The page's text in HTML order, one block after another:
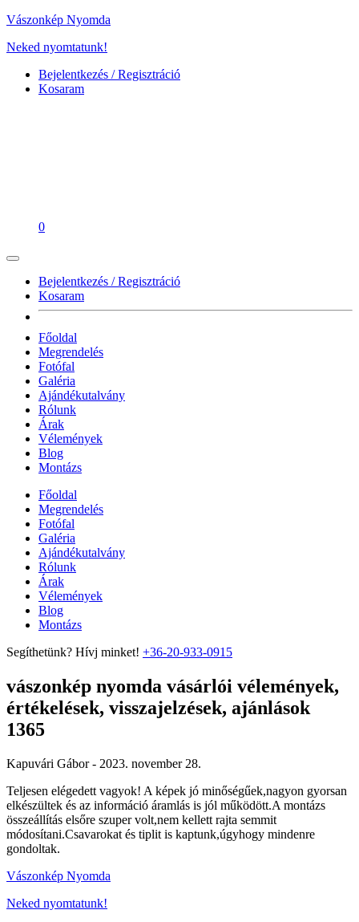
Vászonkép Nyomda
Neked nyomtatunk!
Bejelentkezés / Regisztráció
Kosaram
0
Bejelentkezés / Regisztráció
Kosaram
Főoldal
Megrendelés
Fotófal
Galéria
Ajándékutalvány
Rólunk
Árak
Vélemények
Blog
Montázs
Főoldal
Megrendelés
Fotófal
Galéria
Ajándékutalvány
Rólunk
Árak
Vélemények
Blog
Montázs
Segíthetünk? Hívj minket! +36-20-933-0915
vászonkép nyomda vásárlói vélemények,
értékelések, visszajelzések, ajánlások
1365
Kapuvári Gábor - 2023. november 28.
Teljesen elégedett vagyok! A képek jó minőségűek,nagyon gyorsan
elkészültek és az információ áramlás is jól működött.A montázs
összeállítás elsőre szuper volt,nem kellett rajta semmit
módosítani.Csavarokat és tiplit is kaptunk,úgyhogy mindenre
gondoltak.
Vászonkép Nyomda
Neked nyomtatunk!